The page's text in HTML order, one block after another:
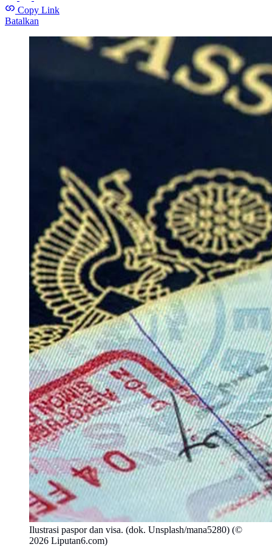
Copy Link
Batalkan
Ilustrasi paspor dan visa. (dok. Unsplash/mana5280) (©
2026 Liputan6.com)